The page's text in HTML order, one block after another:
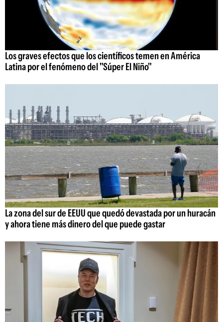
Los graves efectos que los científicos temen en América
Latina por el fenómeno del "Súper El Niño"
La zona del sur de EEUU que quedó devastada por un huracán
y ahora tiene más dinero del que puede gastar